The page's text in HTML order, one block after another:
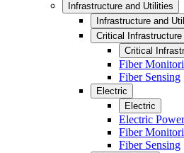
Infrastructure and Utilities
Infrastructure and
Critical Infrastructure
Critical
Fiber
Fiber Sensing
Electric
Electric
Electric
Fiber
Fiber Sensing